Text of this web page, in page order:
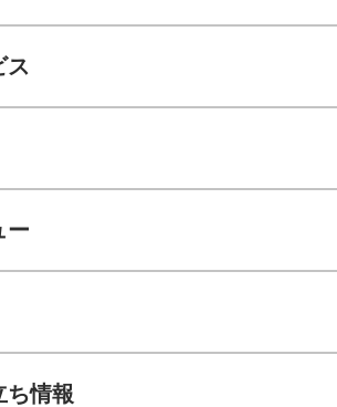
ス
ー
ち情報